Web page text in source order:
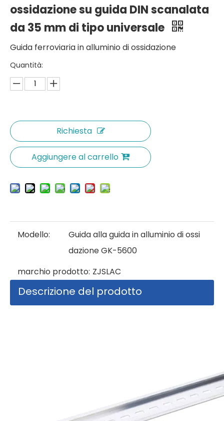
ossidazione su guida DIN scanalata
da 35 mm di tipo universale
Guida ferroviaria in alluminio di ossidazione
Quantità:
Richiesta
Aggiungere al carrello
Modello:
Guida alla guida in alluminio di ossi
dazione GK-5600
marchio prodotto: ZJSLAC
Descrizione del prodotto